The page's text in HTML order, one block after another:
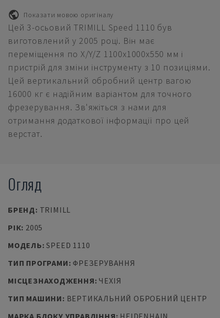
Показати мовою оригіналу
Цей 3-осьовий TRIMILL Speed 1110 був
виготовлений у 2005 році. Він має
переміщення по X/Y/Z 1100x1000x550 мм і
пристрій для зміни інструменту з 10 позиціями.
Цей вертикальний обробний центр вагою
16000 кг є надійним варіантом для точного
фрезерування. Зв'яжіться з нами для
отримання додаткової інформації про цей
верстат.
Огляд
БРЕНД: TRIMILL
РІК: 2005
МОДЕЛЬ:SPEED 1110
ТИП ПРОГРАМИ: ФРЕЗЕРУВАННЯ
МІСЦЕЗНАХОДЖЕННЯ:ЧЕХІЯ
ТИП МАШИНИ: ВЕРТИКАЛЬНИЙ ОБРОБНИЙ ЦЕНТР
МАРКА БЛОКУ УПРАВЛІННЯ: HEIDENHAIN